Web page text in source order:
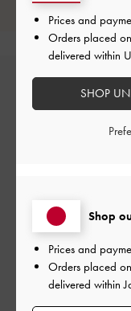
レビューは
ご感
Shop
Prices and
Orders placed on
delivered within
Prices and
Orders placed on
delivered within
SHOP